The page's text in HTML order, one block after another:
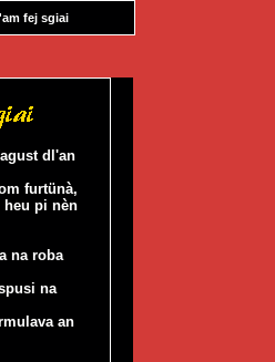
fej sgiai
dl'an
furtünà,
heu pi nèn
na roba
na
an